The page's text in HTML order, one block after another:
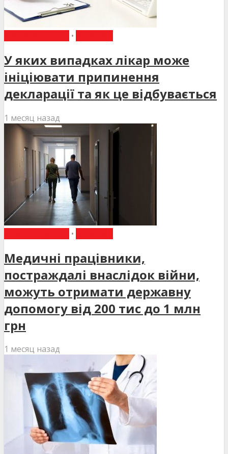
•
У яких випадках лікар може
ініціювати припинення
декларації та як це відбувається
1 месяц назад
•
Медичні працівники,
постраждалі внаслідок війни,
можуть отримати державну
допомогу від 200 тис до 1 млн
грн
1 месяц назад